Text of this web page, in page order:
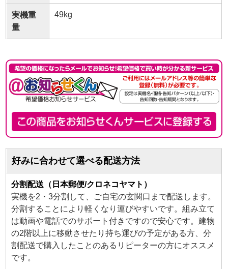
実機重
量
49kg
好みに合わせて選べる配送方法
分割配送（日本郵便/クロネコヤマト）
実機を2・3分割して、ご自宅の玄関口まで配送します。
分割することにより軽くなり運びやすいです。組み立て
は動画や電話でのサポート付きですので安心です。建物
の2階以上に移動させたり持ち運びの予定がある方、分
割配送で購入したことのあるリピーターの方にオススメ
です。